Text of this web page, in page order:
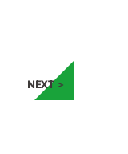
NEXT＞